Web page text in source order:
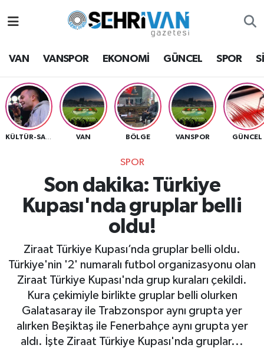
VAN VANSPOR EKONOMİ GÜNCEL SPOR
KÜLTÜR-SANAT VAN BÖLGE VANSPOR GÜNCEL
SPOR
Son dakika: Türkiye
Kupası'nda gruplar belli
oldu!
Ziraat Türkiye Kupası’nda gruplar belli oldu.
Türkiye'nin '2' numaralı futbol organizasyonu olan
Ziraat Türkiye Kupası'nda grup kuraları çekildi.
Kura çekimiyle birlikte gruplar belli olurken
Galatasaray ile Trabzonspor aynı grupta yer
alırken Beşiktaş ile Fenerbahçe aynı grupta yer
aldı. İşte Ziraat Türkiye Kupası'nda gruplar...
Van Hava Durumu
VAN Namaz Vakitleri
Van Trafik Yoğunluk Haritası
Süper Lig Puan Durumu ve Fikstür
Tüm Manşetler
Son Dakika Haberleri
Haber Arşivi